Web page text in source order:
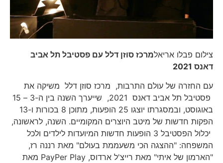
צילום פבלו אריאלמרכז סוזן דלל עם פסטיבל תל אביב
דאנס 2021
עם החזרה של עולם התרבות, מרכז סוזן דלל משיקה את
פסטיבל תל אביב דאנס 2021, שייערך השנה בין ה-3 – 15
באוגוסט, ובמסגרתו יוצגו 25 הופעות, מתוכן 8 בכורות ו-13
הפקות חדשות של מיטב היוצרים המקומיים. השנה, לראשונה,
יכלול הפסטיבל 3 הופעות חדשות המיועדות לילדים ולכל
המשפחה: "ההצגה הכי משעממת בעולם" מאת רננה רז,
"הארמון של איתי" מאת רייצ'ל ארדוס, PayPer Play מאת